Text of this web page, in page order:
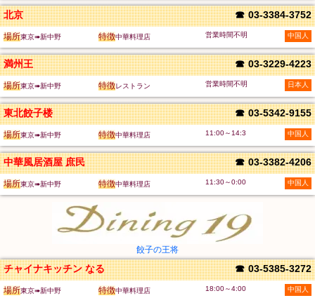
北京 ☎ 03-3384-3752
場所東京➠新中野 特徴中華料理店 営業時間不明 中国人
満州王 ☎ 03-3229-4223
場所東京➠新中野 特徴レストラン 営業時間不明 日本人
東北餃子楼 ☎ 03-5342-9155
場所東京➠新中野 特徴中華料理店 11:00～14:3 中国人
中華風居酒屋 庶民 ☎ 03-3382-4206
場所東京➠新中野 特徴中華料理店 11:30～0:00 中国人
餃子の王将
チャイナキッチン なる ☎ 03-5385-3272
場所東京➠新中野 特徴中華料理店 18:00～4:00 中国人